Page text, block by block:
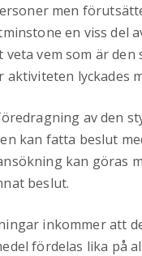
men
en viss del
vem som är
lyckades
av den
kan fatta beslut
kan göras
beslut.
inkommer att
fördelas lika på